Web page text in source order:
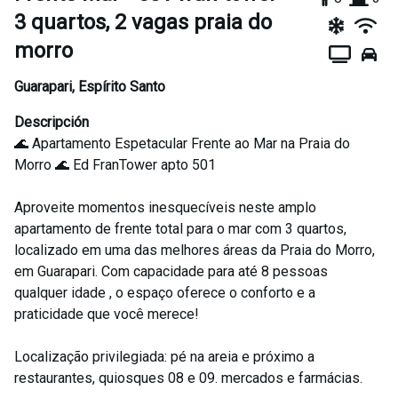
3 quartos, 2 vagas praia do
morro
Guarapari, Espírito Santo
Descripción
🌊 Apartamento Espetacular Frente ao Mar na Praia do
Morro 🌊 Ed FranTower apto 501
Aproveite momentos inesquecíveis neste amplo
apartamento de frente total para o mar com 3 quartos,
localizado em uma das melhores áreas da Praia do Morro,
em Guarapari. Com capacidade para até 8 pessoas
qualquer idade , o espaço oferece o conforto e a
praticidade que você merece!
Localização privilegiada: pé na areia e próximo a
restaurantes, quiosques 08 e 09. mercados e farmácias.